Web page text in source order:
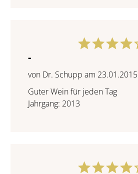
-
von Dr. Schupp am 23.01.2015
Guter Wein für jeden Tag
Jahrgang: 2013